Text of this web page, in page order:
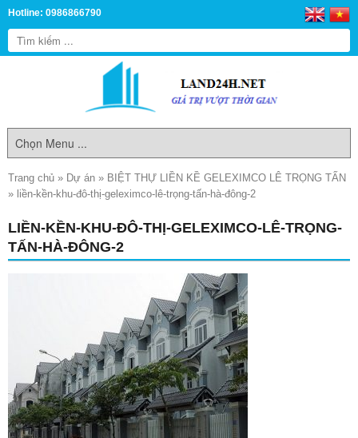
Hotline: 0986866790
Trang chủ » Dự án » BIỆT THỰ LIỀN KỀ GELEXIMCO LÊ TRỌNG TẤN
» liền-kền-khu-đô-thị-geleximco-lê-trọng-tấn-hà-đông-2
LIỀN-KỀN-KHU-ĐÔ-THỊ-GELEXIMCO-LÊ-TRỌNG-
TẤN-HÀ-ĐÔNG-2